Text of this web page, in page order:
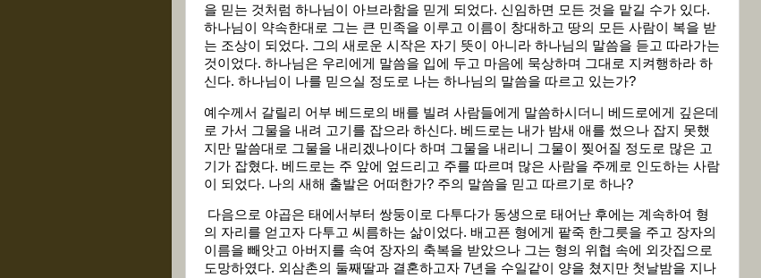
을 믿는 것처럼 하나님이 아브라함을 믿게 되었다. 신임하면 모든 것을 맡길 수가 있다.
하나님이 약속한대로 그는 큰 민족을 이루고 이름이 창대하고 땅의 모든 사람이 복을 받
는 조상이 되었다. 그의 새로운 시작은 자기 뜻이 아니라 하나님의 말씀을 듣고 따라가는
것이었다. 하나님은 우리에게 말씀을 입에 두고 마음에 묵상하며 그대로 지켜행하라 하
신다. 하나님이 나를 믿으실 정도로 나는 하나님의 말씀을 따르고 있는가?
예수께서 갈릴리 어부 베드로의 배를 빌려 사람들에게 말씀하시더니 베드로에게 깊은데
로 가서 그물을 내려 고기를 잡으라 하신다. 베드로는 내가 밤새 애를 썼으나 잡지 못했
지만 말씀대로 그물을 내리겠나이다 하며 그물을 내리니 그물이 찢어질 정도로 많은 고
기가 잡혔다. 베드로는 주 앞에 엎드리고 주를 따르며 많은 사람을 주께로 인도하는 사람
이 되었다. 나의 새해 출발은 어떠한가? 주의 말씀을 믿고 따르기로 하나?
다음으로 야곱은 태에서부터 쌍둥이로 다투다가 동생으로 태어난 후에는 계속하여 형
의 자리를 얻고자 다투고 씨름하는 삶이었다. 배고픈 형에게 팥죽 한그릇을 주고 장자의
이름을 빼앗고 아버지를 속여 장자의 축복을 받았으나 그는 형의 위협 속에 외갓집으로
도망하였다. 외삼촌의 둘째딸과 결혼하고자 7년을 수일같이 양을 쳤지만 첫날밤을 지나